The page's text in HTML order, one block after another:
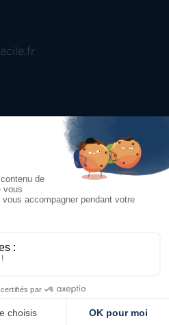
Savornin
projectence
de projet et du
aide à la prise de
Mentions légales
confidentialité
Contact